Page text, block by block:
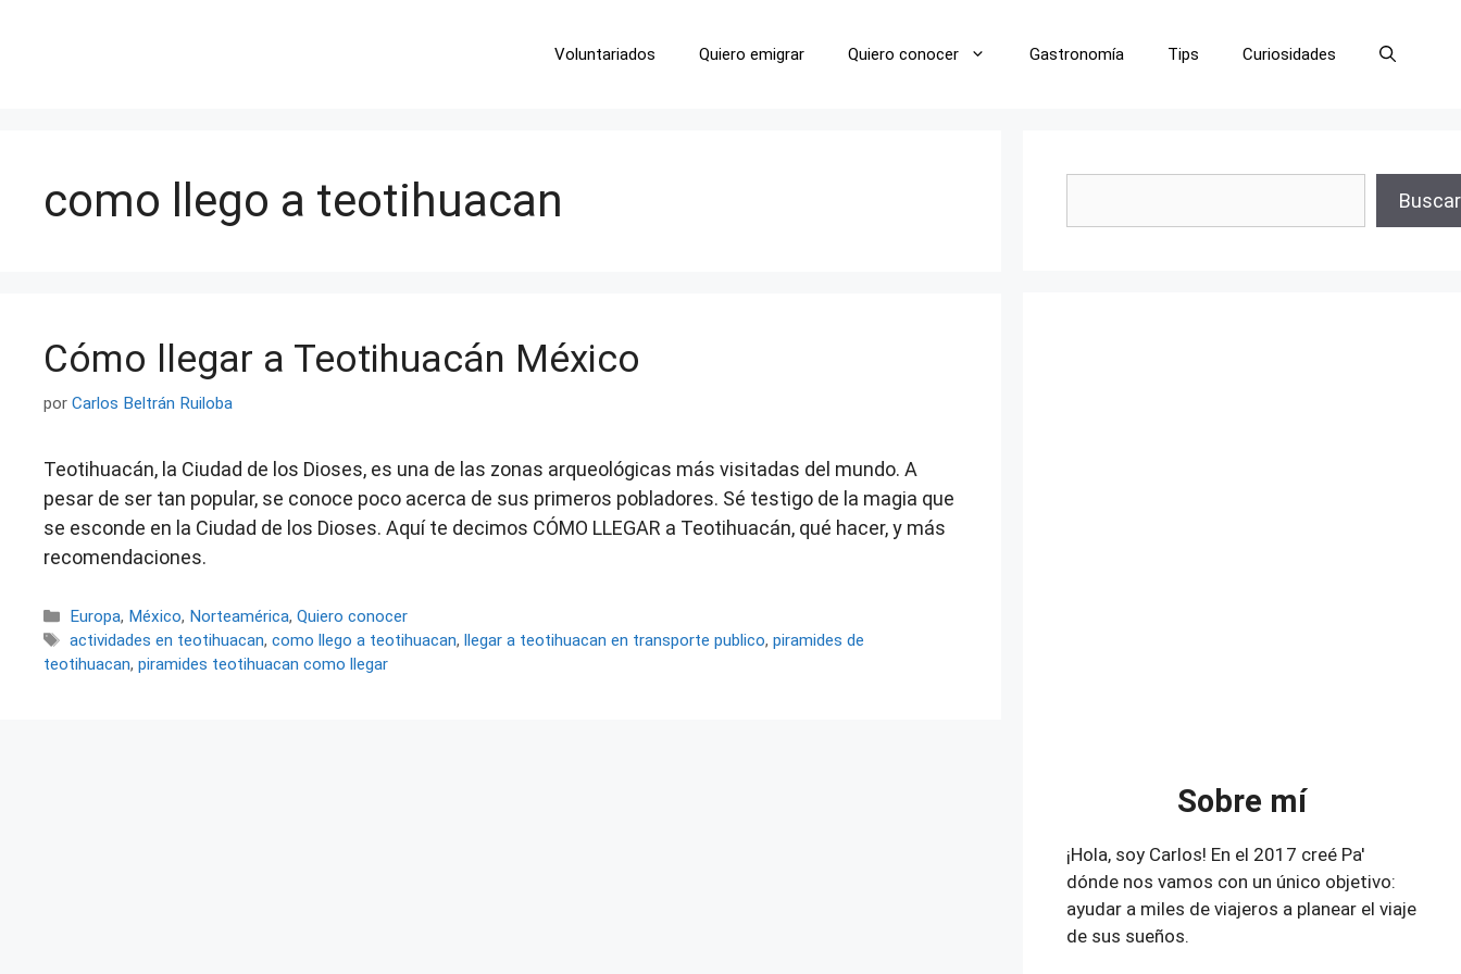
Voluntariados Quiero emigrar Quiero conocer Gastronomía Tips Curiosidades
como llego a teotihuacan
Cómo llegar a Teotihuacán México
por Carlos Beltrán Ruiloba
Teotihuacán, la Ciudad de los Dioses, es una de las zonas arqueológicas más visitadas del mundo. A
pesar de ser tan popular, se conoce poco acerca de sus primeros pobladores. Sé testigo de la magia que
se esconde en la Ciudad de los Dioses. Aquí te decimos CÓMO LLEGAR a Teotihuacán, qué hacer, y más
recomendaciones.
Categorías
Europa, México, Norteamérica,Quiero conocer
Etiquetas
actividades en teotihuacan,como llego a teotihuacan,llegar a teotihuacan en transporte publico,piramides de
teotihuacan, piramides teotihuacan como llegar
Buscar
Sobre mí
¡Hola, soy Carlos! En el 2017 creé Pa'
dónde nos vamos con un único objetivo:
ayudar a miles de viajeros a planear el viaje
de sus sueños.